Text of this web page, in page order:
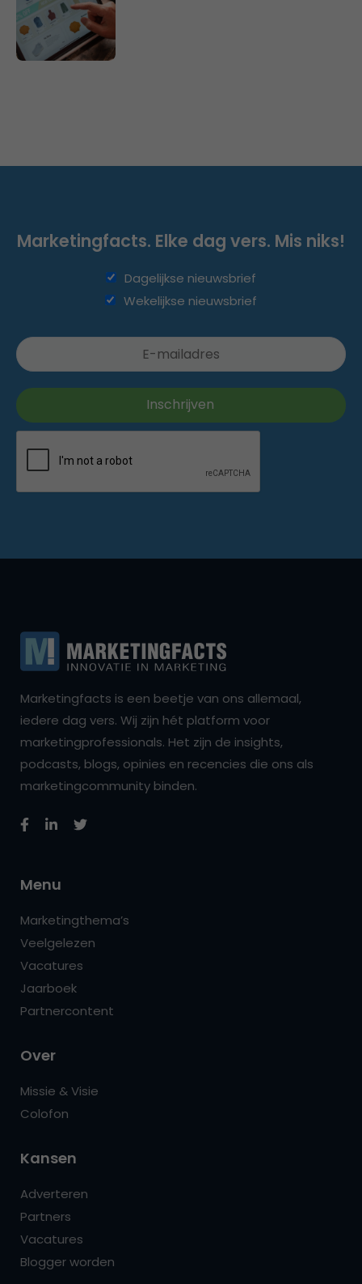
Marketingfacts. Elke dag vers. Mis niks!
Dagelijkse nieuwsbrief
Wekelijkse nieuwsbrief
Marketingfacts is een beetje van ons allemaal,
iedere dag vers. Wij zijn hét platform voor
marketingprofessionals. Het zijn de insights,
podcasts, blogs, opinies en recencies die ons als
marketingcommunity binden.
Menu
Marketingthema’s
Veelgelezen
Vacatures
Jaarboek
Partnercontent
Over
Missie & Visie
Colofon
Kansen
Adverteren
Partners
Vacatures
Blogger worden